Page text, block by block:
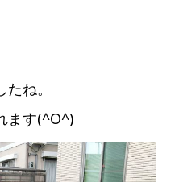
ね。
ます(^O^)